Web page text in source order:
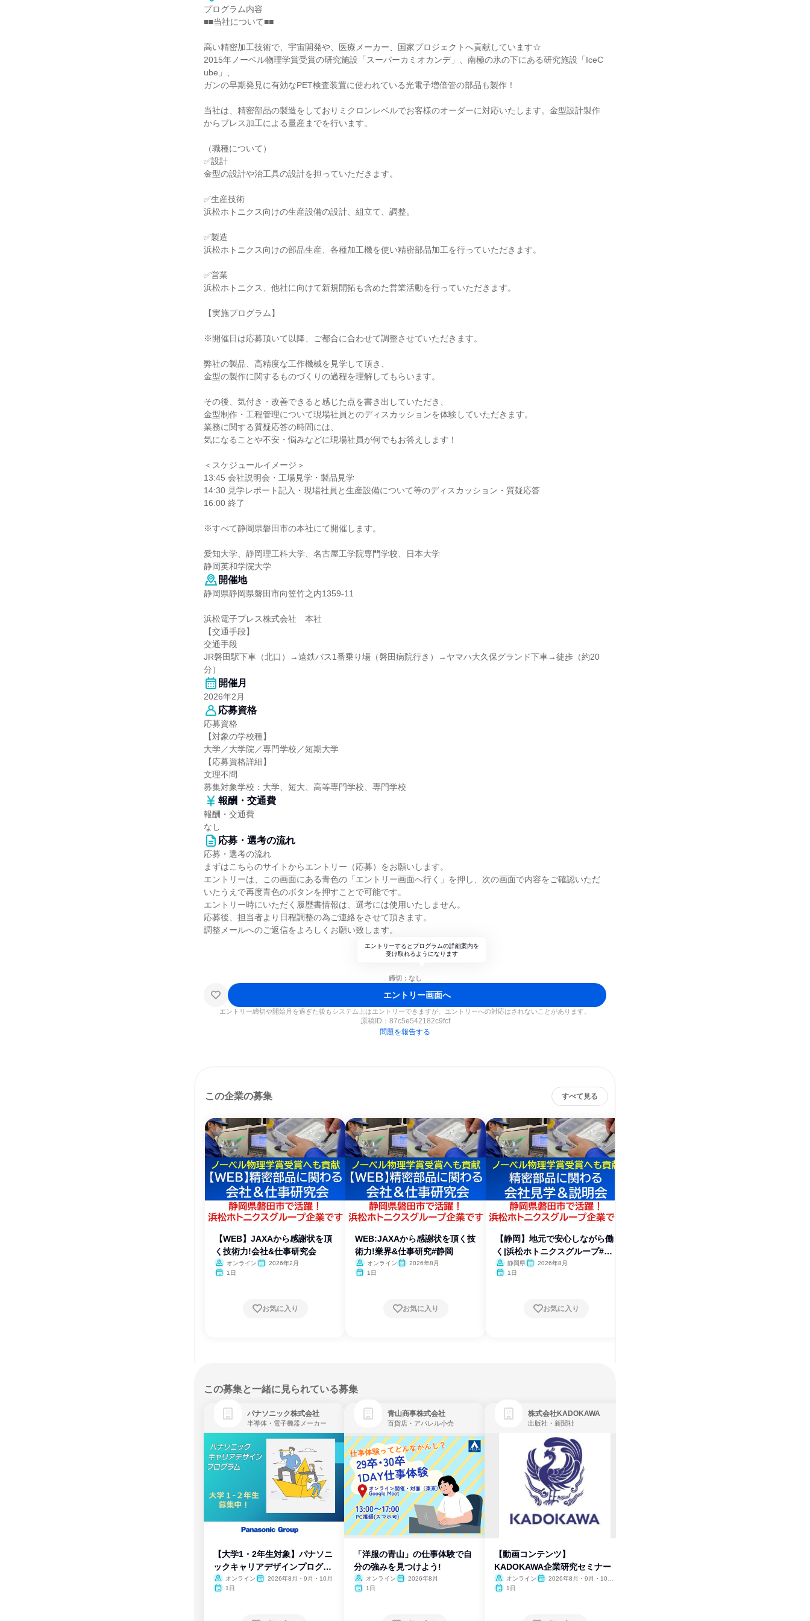
プログラム内容
■■当社について■■
高い精密加工技術で、宇宙開発や、医療メーカー、国家プロジェクトへ貢献しています☆
2015年ノーベル物理学賞受賞の研究施設「スーパーカミオカンデ」、南極の氷の下にある研究施設「IceC
ube」、
ガンの早期発見に有効なPET検査装置に使われている光電子増倍管の部品も製作！
当社は、精密部品の製造をしておりミクロンレベルでお客様のオーダーに対応いたします。金型設計製作
からプレス加工による量産までを行います。
（職種について）
✅設計
金型の設計や治工具の設計を担っていただきます。
✅生産技術
浜松ホトニクス向けの生産設備の設計、組立て、調整。
✅製造
浜松ホトニクス向けの部品生産、各種加工機を使い精密部品加工を行っていただきます。
✅営業
浜松ホトニクス、他社に向けて新規開拓も含めた営業活動を行っていただきます。
【実施プログラム】
※開催日は応募頂いて以降、ご都合に合わせて調整させていただきます。
弊社の製品、高精度な工作機械を見学して頂き、
金型の製作に関するものづくりの過程を理解してもらいます。
その後、気付き・改善できると感じた点を書き出していただき、
金型制作・工程管理について現場社員とのディスカッションを体験していただきます。
業務に関する質疑応答の時間には、
気になることや不安・悩みなどに現場社員が何でもお答えします！
＜スケジュールイメージ＞
13:45 会社説明会・工場見学・製品見学
14:30 見学レポート記入・現場社員と生産設備について等のディスカッション・質疑応答
16:00 終了
※すべて静岡県磐田市の本社にて開催します。
愛知大学、静岡理工科大学、名古屋工学院専門学校、日本大学
静岡英和学院大学
開催地
静岡県静岡県磐田市向笠竹之内1359-11
浜松電子プレス株式会社 本社
【交通手段】
交通手段
JR磐田駅下車（北口）→遠鉄バス1番乗り場（磐田病院行き）→ヤマハ大久保グランド下車→徒歩（約20
分）
開催月
2026年2月
応募資格
応募資格
【対象の学校種】
大学／大学院／専門学校／短期大学
【応募資格詳細】
文理不問
募集対象学校：大学、短大、高等専門学校、専門学校
報酬・交通費
報酬・交通費
なし
応募・選考の流れ
応募・選考の流れ
まずはこちらのサイトからエントリー（応募）をお願いします。
エントリーは、この画面にある青色の「エントリー画面へ行く」を押し、次の画面で内容をご確認いただ
いたうえで再度青色のボタンを押すことで可能です。
エントリー時にいただく履歴書情報は、選考には使用いたしません。
応募後、担当者より日程調整の為ご連絡をさせて頂きます。
調整メールへのご返信をよろしくお願い致します。
エントリーするとプログラムの詳細案内を
受け取れるようになります
締切：なし
エントリー画面へ
エントリー締切や開始月を過ぎた後もシステム上はエントリーできますが、エントリーへの対応はされないことがあります。
原稿ID： 87c5e542182c9fcf
問題を報告する
この企業の募集 すべて見る
【WEB】JAXAから感謝状を頂
く技術力!会社&仕事研究会
オンライン
2026年2月
1日
お気に入り
WEB:JAXAから感謝状を頂く技
術力!業界&仕事研究#静岡
オンライン
2026年8月
1日
お気に入り
【静岡】地元で安心しながら働
く|浜松ホトニクスグループ#技
術 静岡県
2026年8月
1日
お気に入り
この募集と一緒に見られている募集
パナソニック株式会社
半導体・電子機器メーカー
【大学1・2年生対象】パナソニ
ックキャリアデザインプログラ
ム
オンライン
2026年8月・9月・10月
1日
青山商事株式会社
百貨店・アパレル小売
「洋服の青山」の仕事体験で自
分の強みを見つけよう!
オンライン
2026年8月
1日
株式会社KADOKAWA
出版社・新聞社
【動画コンテンツ】
KADOKAWA企業研究セミナー
オンライン
2026年8月・9月・10
1日